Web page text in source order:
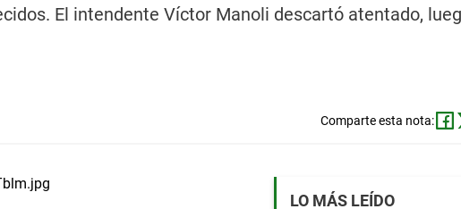
El intendente Víctor Manoli descartó atentado,
Comparte esta nota:
LO MÁS LEÍDO